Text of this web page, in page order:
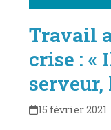
Travail
crise : «
serveur,
15 février 2021